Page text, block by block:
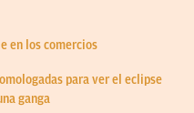
en los comercios
para ver el eclipse
ganga